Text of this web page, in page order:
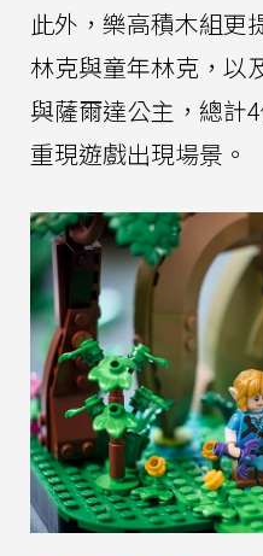
此外，樂高積木組更
林克與童年林克，以
與薩爾達公主，總計
重現遊戲出現場景。